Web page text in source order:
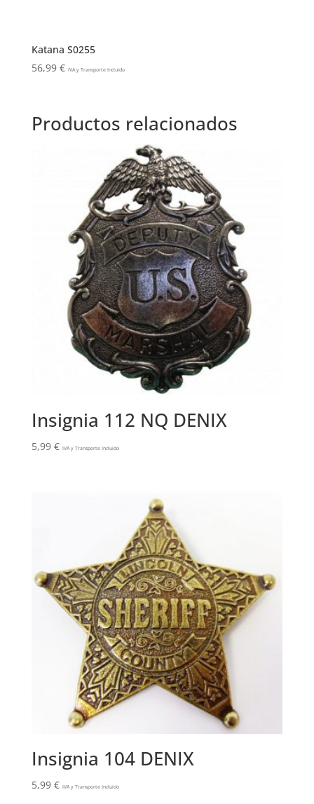
Katana S0255
56,99 € IVA y Transporte Incluido
Productos relacionados
Insignia 112 NQ DENIX
5,99 € IVA y Transporte Incluido
Insignia 104 DENIX
5,99 € IVA y Transporte Incluido